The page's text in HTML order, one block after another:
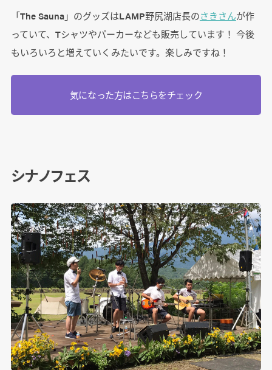
「The Sauna」のグッズはLAMP野尻湖店長のさきさんが作
っていて、Tシャツやパーカーなども販売しています！ 今後
もいろいろと増えていくみたいです。楽しみですね！
気になった方はこちらをチェック
シナノフェス